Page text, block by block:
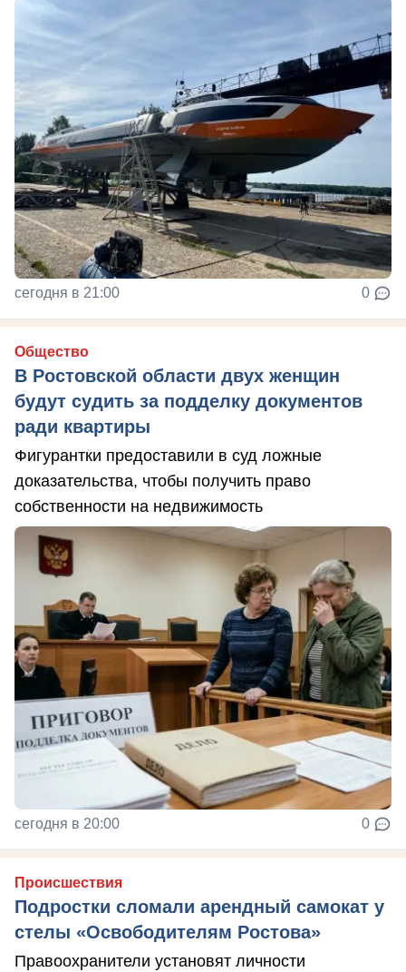
сегодня в 21:00 0
Общество
В Ростовской области двух женщин
будут судить за подделку документов
ради квартиры
Фигурантки предоставили в суд ложные
доказательства, чтобы получить право
собственности на недвижимость
сегодня в 20:00 0
Происшествия
Подростки сломали арендный самокат у
стелы «Освободителям Ростова»
Правоохранители установят личности